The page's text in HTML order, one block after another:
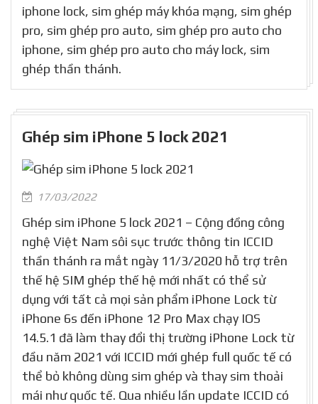
iphone lock, sim ghép máy khóa mạng, sim ghép
pro, sim ghép pro auto, sim ghép pro auto cho
iphone, sim ghép pro auto cho máy lock, sim
ghép thần thánh.
Ghép sim iPhone 5 lock 2021
17/03/2022
Ghép sim iPhone 5 lock 2021 – Cộng đồng công
nghệ Việt Nam sôi sục trước thông tin ICCID
thần thánh ra mắt ngày 11/3/2020 hỗ trợ trên
thế hệ SIM ghép thế hệ mới nhất có thể sử
dụng với tất cả mọi sản phẩm iPhone Lock từ
iPhone 6s đến iPhone 12 Pro Max chạy IOS
14.5.1 đã làm thay đổi thị trường iPhone Lock từ
đầu năm 2021 với ICCID mới ghép full quốc tế có
thể bỏ không dùng sim ghép và thay sim thoải
mái như quốc tế. Qua nhiều lần update ICCID có